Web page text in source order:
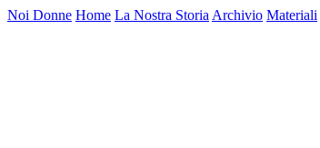
Noi Donne Home La Nostra Storia Archivio Materiali